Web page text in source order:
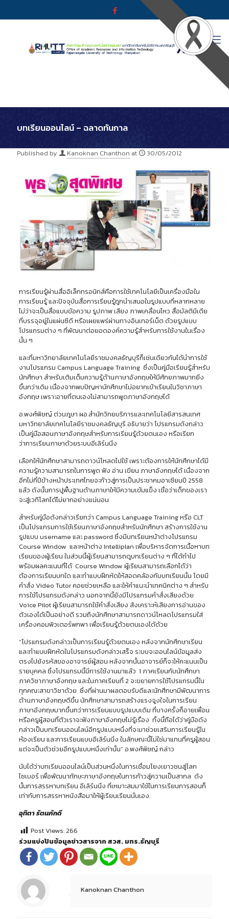
บทเรียนออนไลน์ – ฉลาดทันกาล
Published by Kanoknan Chanthon at 30/05/2012
การเรียนรู้ผ่านสื่ออิเล็กทรอนิกส์คือการใช้เทคโนโลยีเป็นเครื่องมือใน
การเรียนรู้ และปัจจุบันสื่อการเรียนรู้ถูกนำเสนอในรูปแบบที่หลากหลาย
ไม่ว่าจะเป็นสื่อแบบข้อความ รูปภาพ เสียง ภาพเคลื่อนไหว สื่อมัลติมีเดีย
ที่บรรจุอยู่ในแผ่นซีดี หรือเผยแพร่ผ่านทางอินเทอร์เน็ต ด้วยรูปแบบ
โปรแกรมต่าง ๆ ที่พัฒนาต่อยอดองค์ความรู้สำหรับการใช้งานในเรื่อง
นั้น ๆ
และที่มหาวิทยาลัยเทคโนโลยีราชมงคลธัญบุรีก็เช่นเดียวกันได้นำการใช้
งานโปรแกรม Campus Language Training ซึ่งเป็นคู่มือเรียนรู้สำหรับ
นักศึกษา สำหรับเติมเต็มความรู้ด้านภาษาอังกฤษให้มีศักยภาพมากยิ่ง
ขึ้นกว่าเดิม เนื่องจากพบปัญหานักศึกษาไม่อยากเข้าเรียนในวิชาภาษา
อังกฤษ เพราะอายที่ตนเองไม่สามารถพูดภาษาอังกฤษได้
อ.พงศ์พิชญ์ ต่วนภูษา ผอ.สำนักวิทยบริการและเทคโนโลยีสารสนเทศ
มหาวิทยาลัยเทคโนโลยีราชมงคลธัญบุรี อธิบายว่า โปรแกรมดังกล่าว
เป็นคู่มือสอนภาษาอังกฤษสำหรับการเรียนรู้ด้วยตนเอง หรือเรียก
ว่าการเรียนภาษาด้วยระบบอีเลิร์นนิ่ง
เลือกให้นักศึกษาสามารถดาวน์โหลดไปใช้ เพราะต้องการให้นักศึกษาได้มี
ความรู้ความสามารถในการพูด ฟัง อ่าน เขียน ภาษาอังกฤษได้ เนื่องจาก
อีกไม่กี่ปีข้างหน้าประเทศไทยจะก้าวสู่การเป็นประชาคมอาเซียนปี 2558
แล้ว ดังนั้นการปูพื้นฐานด้านภาษาให้มีความเข้มแข็ง เชื่อว่าเด็กของเรา
จะสู่เวทีโลกได้ไม่ยากอย่างแน่นอน
สำหรับคู่มือดังกล่าวเรียกว่า Campus Language Training หรือ CLT
เป็นโปรแกรมการใช้เรียนภาษาอังกฤษสำหรับนักศึกษา สร้างการใช้งาน
รูปแบบ username และ password ซึ่งมีบทเรียนหน้าต่างโปรแกรม
Course Window และหน้าต่าง Intelliplan เพื่อบริหารจัดการเนื้อหาบท
เรียนของผู้เรียน ในส่วนนี้ผู้เรียนสามารถดูบทเรียนต่าง ๆ ที่ได้ทำไป
พร้อมผลคะแนนที่ได้ Course Window ผู้เรียนสามารถเลือกได้ว่า
ต้องการเรียนบทใด และทำแบบฝึกหัดให้สอดคล้องกับบทเรียนนั้น โดยมี
คำสั่ง Video Tutor คอยช่วยเหลือ และให้คำแนะนำเทคนิคต่าง ๆ สำหรับ
การใช้โปรแกรมดังกล่าว นอกจากนี้ยังมีโปรแกรมคำสั่งเสียงด้วย
Voice Pilot ผู้เรียนสามารถใช้คำสั่งเสียง สังเคราะห์เสียงการอ่านของ
ตัวเองได้เป็นอย่างดี รวมถึงนักศึกษาสามารถดาวน์โหลดโปรแกรมใส่
เครื่องคอมพิวเตอร์พกพา เพื่อเรียนรู้ด้วยตนเองได้ด้วย
“โปรแกรมดังกล่าวเป็นการเรียนรู้ด้วยตนเอง หลังจากนักศึกษาเรียน
และทำแบบฝึกหัดในโปรแกรมดังกล่าวเสร็จ ระบบจะออนไลน์ข้อมูลส่ง
ตรงไปยังรหัสของอาจารย์ผู้สอน หลังจากนั้นอาจารย์ก็จะให้คะแนนเป็น
รายบุคคล ซึ่งโปรแกรมนี้มีการใช้งานมาแล้ว 1 ภาคเรียนกับนักศึกษา
ภาควิชาภาษาอังกฤษ และในภาคเรียนที่ 2 จะขยายการใช้โปรแกรมนี้ใน
ทุกคณะสาขาวิชาด้วย ซึ่งที่ผ่านมาผลตอบรับดีและนักศึกษามีพัฒนาการ
ด้านภาษาอังกฤษดีขึ้น นักศึกษาสามารถสร้างแรงจูงใจในการเรียน
ภาษาอังกฤษมากขึ้นกว่าการเรียนแบบรูปแบบเดิม ที่บางครั้งก็อายเพื่อน
หรือครูผู้สอนที่ตัวเราจะฟังภาษาอังกฤษไม่รู้เรื่อง ทั้งนี้ถือได้ว่าคู่มือดัง
กล่าวเป็นบทเรียนออนไลน์อีกรูปแบบหนึ่งที่จะมาช่วยเสริมการเรียนรู้ใน
ห้องเรียน และการเรียนแบบอีเลิร์นนิ่ง ในลักษณะนี้ไม่ใช่มาแทนที่ครูผู้สอน
แต่จะเป็นตัวช่วยอีกรูปแบบหนึ่งเท่านั้น” อ.พงศ์พิชญ์ กล่าว
นับได้ว่าบทเรียนออนไลน์เป็นส่วนหนึ่งในการเชื่อมโยงเยาวชนสู่โลก
ไซเบอร์ เพื่อพัฒนาทักษะภาษาอังกฤษในการก้าวสู่ความเป็นสากล ดัง
นั้นการสรรหาบทเรียน อีเลิร์นนิ่ง ที่เหมาะสมมาใช้ในการเรียนการสอนก็
เท่ากับการสรรหาหนังสือมาให้ผู้เรียนเรียนนั่นเอง.
อุทิตา รัตนภักดี
Post Views:266
ร่วมแบ่งปันข้อมูลข่าวสารจาก สวส. มทร.ธัญบุรี
Kanoknan Chanthon